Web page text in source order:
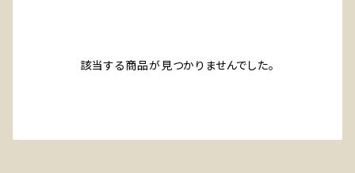
該当する商品が見つかりませんでした。